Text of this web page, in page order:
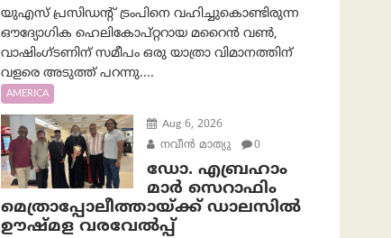
യുഎസ് പ്രസിഡന്റ് ട്രംപിനെ വഹിച്ചുകൊണ്ടിരുന്ന
ഔദ്യോഗിക ഹെലികോപ്റ്ററായ മറൈൻ വൺ,
വാഷിംഗ്ടണിന് സമീപം ഒരു യാത്രാ വിമാനത്തിന്
വളരെ അടുത്ത് പറന്നു....
AMERICA
Aug 6, 2026
നവീൻ മാത്യു
0
ഡോ. എബ്രഹാം
മാർ സെറാഫിം
മെത്രാപ്പോലീത്തായ്ക്ക് ഡാലസിൽ
ഊഷ്മള വരവേൽപ്പ്